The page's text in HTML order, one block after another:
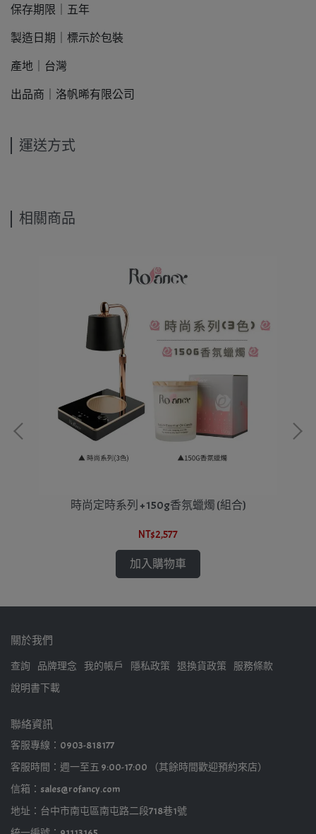
保存期限｜五年
製造日期｜標示於包裝
產地｜台灣
出品商｜洛帆晞有限公司
運送方式
相關商品
時尚定時系列 + 150g香氛蠟燭 (組合)
NT$2,577
加入購物車
關於我們
查詢 品牌理念 我的帳戶 隱私政策 退換貨政策
服務條款
說明書下載
聯絡資訊
客服專線：0903-818177
客服時間：週一至五 9:00-17:00 （其餘時間歡迎預約來店）
信箱：sales@rofancy.com
地址：台中市南屯區南屯路二段718巷1號